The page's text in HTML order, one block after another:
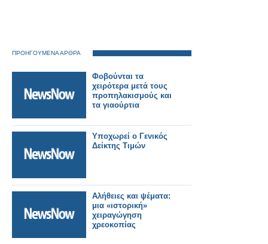
ΠΡΟΗΓΟΥΜΕΝΑ ΑΡΘΡΑ
Φοβούνται τα
χειρότερα μετά τους
προπηλακισμούς και
τα γιαούρτια
Υποχωρεί ο Γενικός
Δείκτης Τιμών
Αλήθειες και ψέματα:
μια «ιστορική»
χειραγώγηση
χρεοκοπίας